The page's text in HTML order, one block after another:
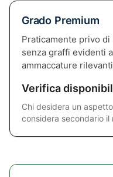
Grado Premium
Praticamente privo di
senza graffi evidenti
ammaccature
Verifica
Chi desidera un
considera secondario il